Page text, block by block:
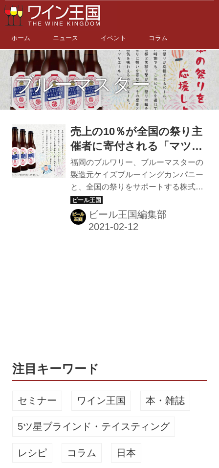
ホーム ニュース イベント コラム
ブルーマスター
売上の10％が全国の祭り主
催者に寄付される「マツリ
エール」。福岡のブルーマ
スターが醸造
福岡のブルワリー、ブルーマスターの
製造元ケイズブルーイングカンパニー
と、全国の祭りをサポートする株式会
社オマツリジャパンが全国の祭りを応
援するクラフトビール「マツリエー
ル」を開発。2021年2月10日から予約
催...
ビール王国編集部
注目キーワード
セミナー ワイン王国 本・雑誌
5ツ星ブラインド・テイスティング
レシピ コラム 日本